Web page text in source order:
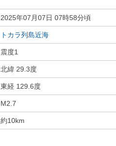
2025年07月07日 07時58分頃
トカラ列島近海
震度1
北緯 29.3度
東経 129.6度
M2.7
約10km